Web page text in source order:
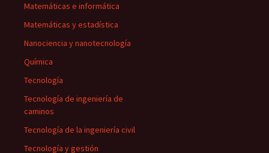
Matemáticas e informática
Matemáticas y estadística
Nanociencia y nanotecnología
Química
Tecnología
Tecnología de ingeniería de
caminos
Tecnología de la ingeniería civil
Tecnología y gestión